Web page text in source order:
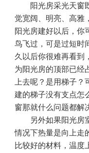
阳光房采光天窗既
觉宽阔、明亮、高雅
阳光房建好以后，你
鸟飞过，可是过短时
久以后你很难再看到
为阳光房的顶部已经
上去呢？是用梯子？
建的梯子没有支点怎
窗那就什么问题都解
另外如果阳光房室
情况下热量是向上走
比较好的材料，温度